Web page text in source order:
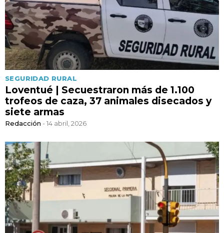
SEGURIDAD RURAL
Loventué | Secuestraron más de 1.100
trofeos de caza, 37 animales disecados y
siete armas
Redacción - 14 abril, 2026